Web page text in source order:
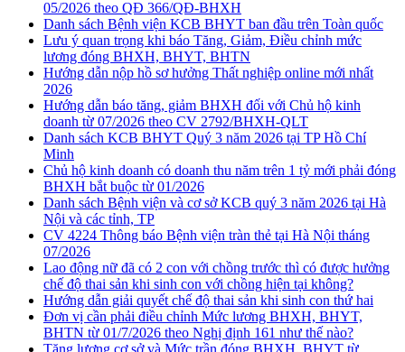
05/2026 theo QĐ 366/QĐ-BHXH
Danh sách Bệnh viện KCB BHYT ban đầu trên Toàn quốc
Lưu ý quan trọng khi báo Tăng, Giảm, Điều chỉnh mức
lương đóng BHXH, BHYT, BHTN
Hướng dẫn nộp hồ sơ hưởng Thất nghiệp online mới nhất
2026
Hướng dẫn báo tăng, giảm BHXH đối với Chủ hộ kinh
doanh từ 07/2026 theo CV 2792/BHXH-QLT
Danh sách KCB BHYT Quý 3 năm 2026 tại TP Hồ Chí
Minh
Chủ hộ kinh doanh có doanh thu năm trên 1 tỷ mới phải đóng
BHXH bắt buộc từ 01/2026
Danh sách Bệnh viện và cơ sở KCB quý 3 năm 2026 tại Hà
Nội và các tỉnh, TP
CV 4224 Thông báo Bệnh viện tràn thẻ tại Hà Nội tháng
07/2026
Lao động nữ đã có 2 con với chồng trước thì có được hưởng
chế độ thai sản khi sinh con với chồng hiện tại không?
Hướng dẫn giải quyết chế độ thai sản khi sinh con thứ hai
Đơn vị cần phải điều chỉnh Mức lương BHXH, BHYT,
BHTN từ 01/7/2026 theo Nghị định 161 như thế nào?